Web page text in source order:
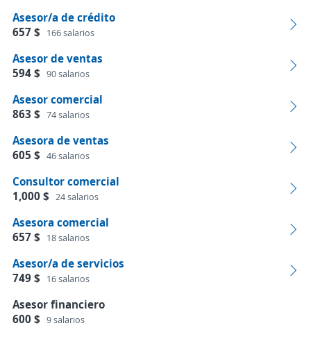
Asesor/a de crédito
657 $
166 salarios
Asesor de ventas
594 $ 90 salarios
Asesor comercial
863 $ 74 salarios
Asesora de ventas
605 $ 46 salarios
Consultor comercial
1,000 $ 24 salarios
Asesora comercial
657 $
18 salarios
Asesor/a de servicios
749 $
16 salarios
Asesor financiero
600 $ 9 salarios